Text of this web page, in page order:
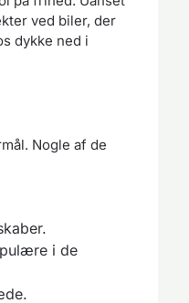
ved biler, der
dykke ned i
Nogle af de
i de